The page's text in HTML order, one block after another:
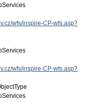
wfs/inspire-CP-wfs.asp?
wfs/inspire-CP-wfs.asp?